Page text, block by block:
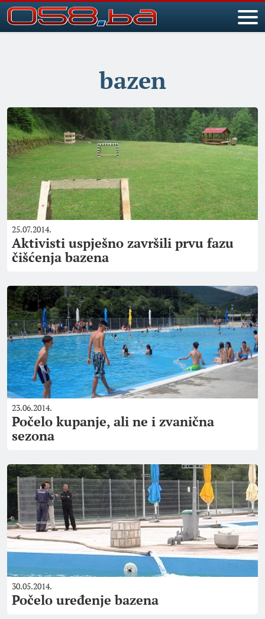
bazen
25.07.2014.
Aktivisti uspješno završili prvu fazu
čišćenja bazena
23.06.2014.
Počelo kupanje, ali ne i zvanična
sezona
30.05.2014.
Počelo uređenje bazena